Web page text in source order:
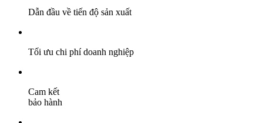
Dẫn đầu về tiến độ sản xuất
Tối ưu chi phí doanh nghiệp
Cam kết
bảo hành